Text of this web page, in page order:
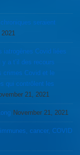
seraient
iatrogènes Covid liées
a t’il des recours
crimes Covid et le
qui contrôlent les
21, 2021
November 21, 2021
cancer, COVID